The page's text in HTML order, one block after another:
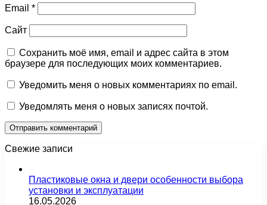
Email *
Сайт
Сохранить моё имя, email и адрес сайта в этом
браузере для последующих моих комментариев.
Уведомить меня о новых комментариях по email.
Уведомлять меня о новых записях почтой.
Свежие записи
Пластиковые окна и двери особенности выбора
установки и эксплуатации
16.05.2026